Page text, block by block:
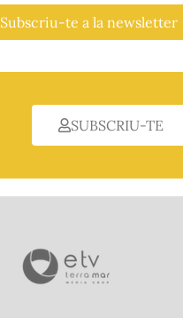
Subscriu-te a la newsletter
SUBSCRIU-TE